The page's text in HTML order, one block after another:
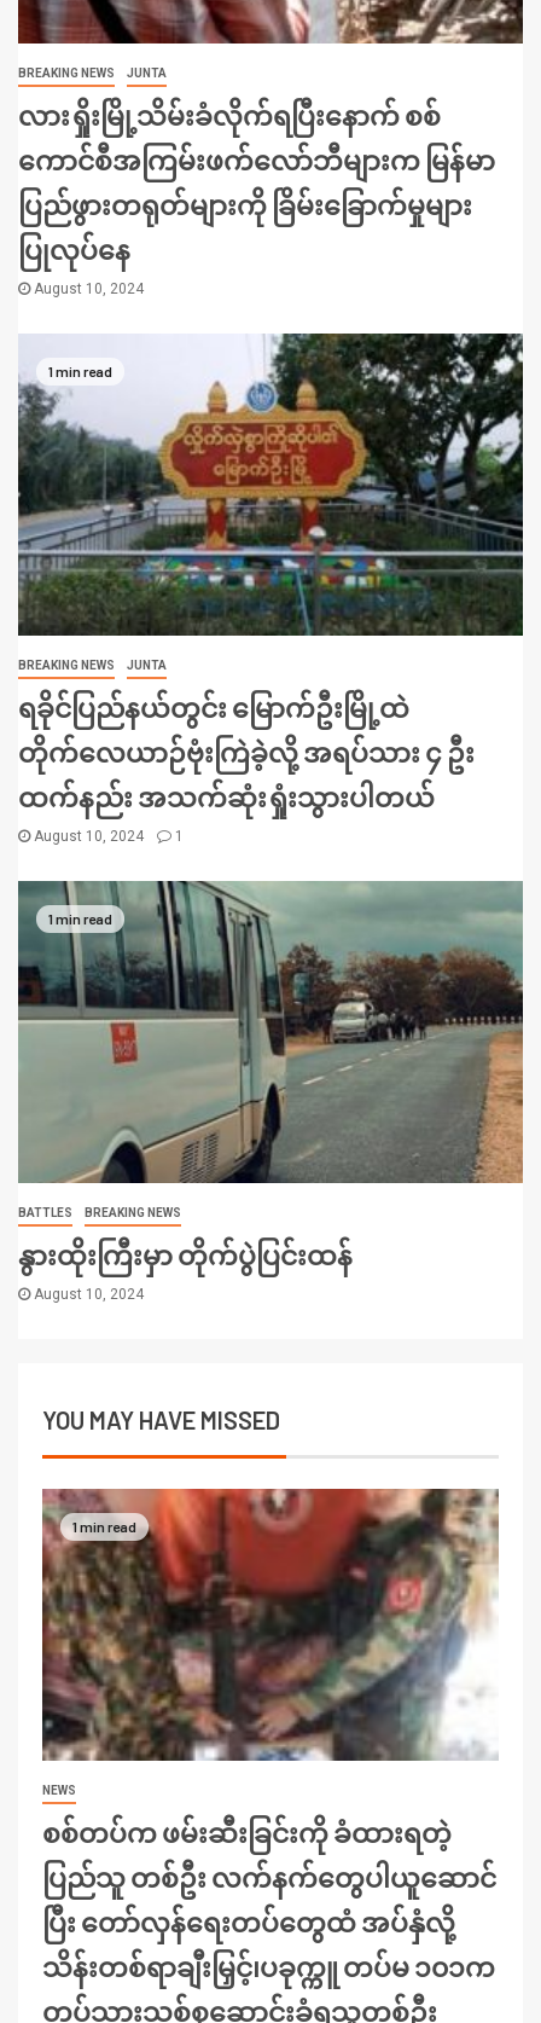
BREAKING NEWS JUNTA
လားရှိုးမြို့သိမ်းခံလိုက်ရပြီးနောက် စစ်
ကောင်စီအကြမ်းဖက်လော်ဘီများက မြန်မာ
ပြည်ဖွားတရုတ်များကို ခြိမ်းခြောက်မှုများ
ပြုလုပ်နေ
August 10, 2024
1 min read
BREAKING NEWS JUNTA
ရခိုင်ပြည်နယ်တွင်း မြောက်ဦးမြို့ထဲ
တိုက်လေယာဉ်ဗုံးကြဲခဲ့လို့ အရပ်သား ၄ ဦး
ထက်နည်း အသက်ဆုံးရှုံးသွားပါတယ်
August 10, 2024 1
1 min read
BATTLES BREAKING NEWS
နွားထိုးကြီးမှာ တိုက်ပွဲပြင်းထန်
August 10, 2024
YOU MAY HAVE MISSED
1 min read
NEWS
စစ်တပ်က ဖမ်းဆီးခြင်းကို ခံထားရတဲ့
ပြည်သူ တစ်ဦး လက်နက်တွေပါယူဆောင်
ပြီး တော်လှန်ရေးတပ်တွေထံ အပ်နှံလို့
သိန်းတစ်ရာချီးမြှင့်၊ပခုက္ကူ တပ်မ ၁၀၁က
တပ်သားသစ်စုဆောင်းခံရသူတစ်ဦး